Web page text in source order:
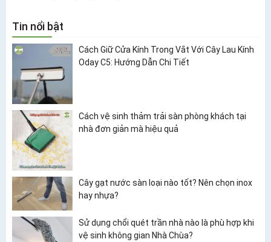
Tin nổi bật
Cách Giữ Cửa Kính Trong Vắt Với Cây Lau Kính
Oday C5: Hướng Dẫn Chi Tiết
Cách vệ sinh thảm trải sàn phòng khách tại
nhà đơn giản mà hiệu quả
Cây gạt nước sàn loại nào tốt? Nên chọn inox
hay nhựa?
Sử dụng chổi quét trần nhà nào là phù hợp khi
vệ sinh không gian Nhà Chùa?